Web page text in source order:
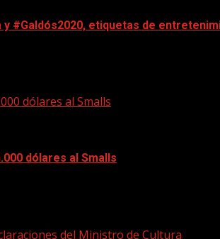
#Galdós2020, etiquetas de
dólares al Smalls
dólares al Smalls
del Ministro de Cultura